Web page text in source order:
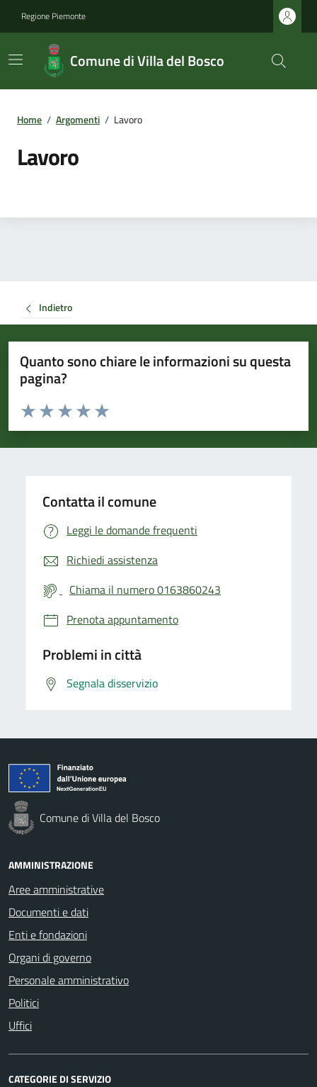
Regione Piemonte
Comune di Villa del Bosco
Home / Argomenti / Lavoro
Lavoro
Indietro
Quanto sono chiare le informazioni su questa
pagina?
Valuta da 1 a 5 stelle la pagina
Valuta 5 stelle su 5
Valuta 4 stelle su 5
Valuta 3 stelle su 5
Valuta 2 stelle su 5
Valuta 1 stelle su 5
Contatta il comune
Leggi le domande frequenti
Richiedi assistenza
Chiama il numero 0163860243
Prenota appuntamento
Problemi in città
Segnala disservizio
Comune di Villa del Bosco
AMMINISTRAZIONE
Aree amministrative
Documenti e dati
Enti e fondazioni
Organi di governo
Personale amministrativo
Politici
Uffici
CATEGORIE DI SERVIZIO